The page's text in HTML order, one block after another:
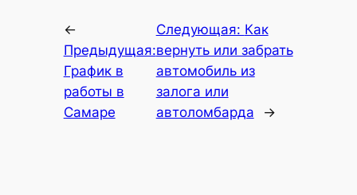
←
Предыдущая:
График в
работы в
Самаре
Следующая: Как
вернуть или забрать
автомобиль из
залога или
автоломбарда
→